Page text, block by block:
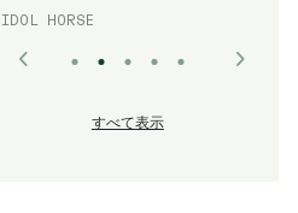
IDOL HORSE
すべて表示